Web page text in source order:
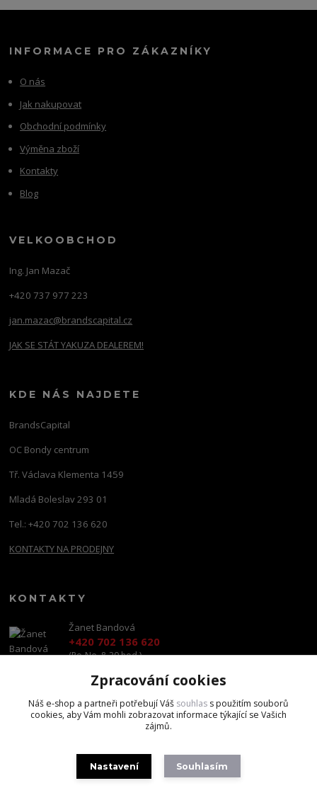
INFORMACE PRO ZÁKAZNÍKY
O nás
Jak nakupovat
Obchodní podmínky
Výměna zboží
Kontakty
Blog
VELKOOBCHOD
Ing. Jan Mazač
+420 737 977 223
jan.mazac@brandscapital.cz
JAK SE STÁT YAKUZA DEALEREM!
KDE NÁS NAJDETE
BrandsCapital
OC Bondy centrum
Tř. Václava Klementa 1459
Mladá Boleslav 293 01
Tel.: +420 702 136 620
KONTAKTY NA PRODEJNY
KONTAKTY
Žanet Bandová
+420 702 136 620
(Po-Ne, 8-20 hod.)
shop@brandscapital.cz
Zpracování cookies
Náš e-shop a partneři potřebují Váš souhlas s použitím souborů
cookies, aby Vám mohli zobrazovat informace týkající se Vašich
zájmů.
Nastavení Souhlasím